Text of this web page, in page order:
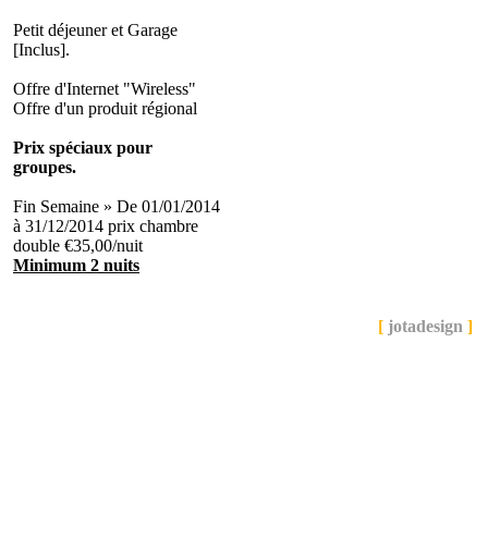
Petit déjeuner et Garage
[Inclus].
Offre d'Internet "Wireless"
Offre d'un produit régional
Prix spéciaux pour
groupes.
Fin Semaine » De 01/01/2014
à 31/12/2014 prix chambre
double €35,00/nuit
Minimum 2 nuits
[ jotadesign ]